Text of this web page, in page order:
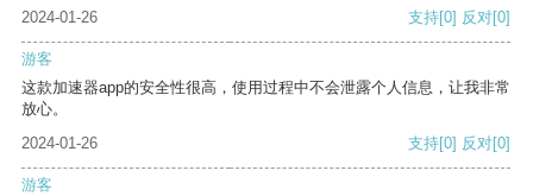
2024-01-26 支持[0] 反对[0]
游客
这款加速器app的安全性很高，使用过程中不会泄露个人信息，让我非常
放心。
2024-01-26
支持[0] 反对[0]
游客